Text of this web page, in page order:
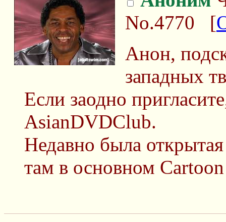
No.4770 [
Анон,
западных
Если заодно
AsianDVDClub.
Недавно была
там в основном